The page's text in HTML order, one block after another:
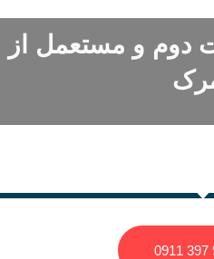
دوم و مستعمل از